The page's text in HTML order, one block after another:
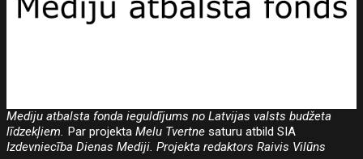
Mediju atbalsta fonda ieguldījums no Latvijas valsts budžeta
līdzekļiem. Par projektaMelu Tvertnesaturu atbild SIA
Izdevniecība Dienas Mediji. Projekta redaktors Raivis Vilūns